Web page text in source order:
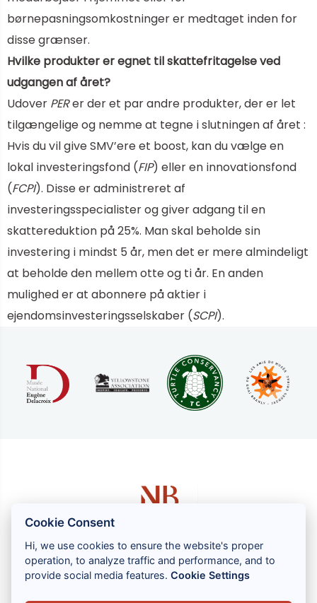
børnepasningsomkostninger er medtaget inden for
disse grænser.
Hvilke produkter er egnet til skattefritagelse ved
udgangen af ​​året?
Udover PERer der et par andre produkter, der er let
tilgængelige og nemme at tegne i slutningen af ​​året :
Hvis du vil give SMV’ere et boost, kan du vælge en
lokal investeringsfond (FIP) eller en innovationsfond
(FCPI). Disse er administreret af
investeringsspecialister og giver adgang til en
skattereduktion på 25%. Man skal beholde sin
investering i mindst 5 år, men det er mere almindeligt
at beholde den mellem otte og ti år. En anden
mulighed er at abonnere på aktier i
ejendomsinvesteringsselskaber (SCPI).
1 rue Louis GASSIN - 06300 NICE
Cookie Consent
Hi, we use cookies to ensure the website's proper
operation, to analyze traffic and performance, and to
provide social media features.Cookie Settings